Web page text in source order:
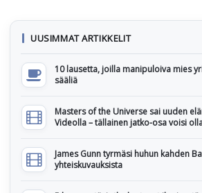
UUSIMMAT ARTIKKELIT
10 lausetta, joilla manipuloiva mies
sääliä
Masters of the Universe sai uuden
Videolla – tällainen jatko-osa voisi
James Gunn tyrmäsi huhun kahden
yhteiskuvauksista